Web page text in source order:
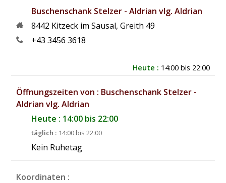
Buschenschank Stelzer - Aldrian vlg. Aldrian
8442 Kitzeck im Sausal,Greith 49
+43 3456 3618
Heute : 14:00 bis 22:00
Öffnungszeiten von : Buschenschank Stelzer -
Aldrian vlg. Aldrian
Heute : 14:00 bis 22:00
täglich : 14:00 bis 22:00
Kein Ruhetag
Koordinaten :